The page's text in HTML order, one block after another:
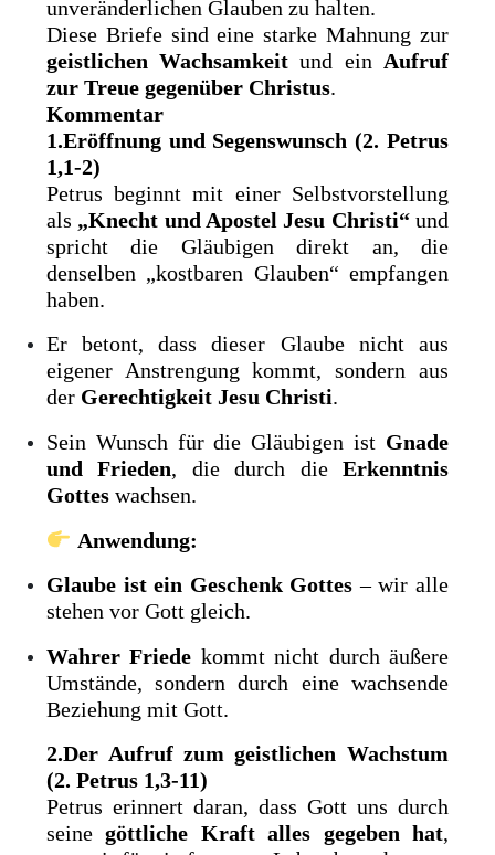
unveränderlichen Glauben zu halten.
Diese Briefe sind eine starke Mahnung zur
geistlichen Wachsamkeit und ein Aufruf
zur Treue gegenüber Christus.
Kommentar
1.Eröffnung und Segenswunsch (2. Petrus
1,1-2)
Petrus beginnt mit einer Selbstvorstellung
als „Knecht und Apostel Jesu Christi“und
spricht die Gläubigen direkt an, die
denselben „kostbaren Glauben“ empfangen
haben.
Er betont, dass dieser Glaube nicht aus
eigener Anstrengung kommt, sondern aus
der Gerechtigkeit Jesu Christi.
Sein Wunsch für die Gläubigen ist Gnade
und Frieden, die durch die Erkenntnis
Gottes wachsen.
Anwendung:
Glaube ist ein Geschenk Gottes – wir alle
stehen vor Gott gleich.
Wahrer Friede kommt nicht durch äußere
Umstände, sondern durch eine wachsende
Beziehung mit Gott.
2.Der Aufruf zum geistlichen Wachstum
(2. Petrus 1,3-11)
Petrus erinnert daran, dass Gott uns durch
seinegöttliche Kraft alles gegeben hat,